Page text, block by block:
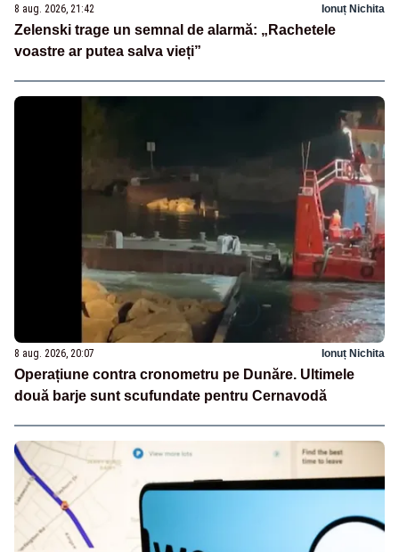
8 aug. 2026, 21:42 Ionuț Nichita
Zelenski trage un semnal de alarmă: „Rachetele
voastre ar putea salva vieți”
8 aug. 2026, 20:07 Ionuț Nichita
Operațiune contra cronometru pe Dunăre. Ultimele
două barje sunt scufundate pentru Cernavodă